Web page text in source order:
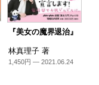
『美女の魔界退治』
林真理子 著
1,450円 — 2021.06.24